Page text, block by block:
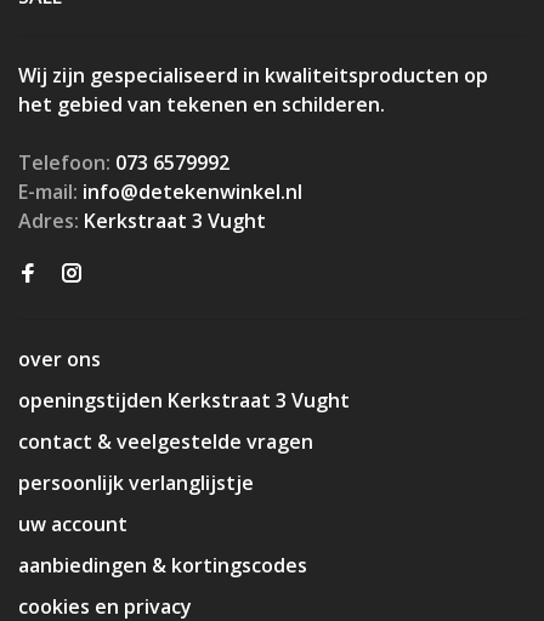
Wij zijn gespecialiseerd in kwaliteitsproducten op
het gebied van tekenen en schilderen.
Telefoon: 073 6579992
E-mail: info@detekenwinkel.nl
Adres: Kerkstraat 3 Vught
over ons
openingstijden Kerkstraat 3 Vught
contact & veelgestelde vragen
persoonlijk verlanglijstje
uw account
aanbiedingen & kortingscodes
cookies en privacy